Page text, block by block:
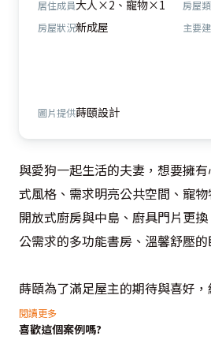
居住成員大人×2、寵物×1 房屋
房屋狀況新成屋 主要
圖片提供蒔頤設計
與愛狗一起生活的夫妻，想要擁
式風格、需求明亮公共空間、寵
開放式廚房與中島、廚具門片更
公需求的多功能書房、溫馨舒壓的
蒔頤為了滿足屋主的期待與喜好
求，搭配暖調的木質與牆色。建立
牆體配置，選用特色風格門板，每
閱讀更多
喜歡這個案例嗎?